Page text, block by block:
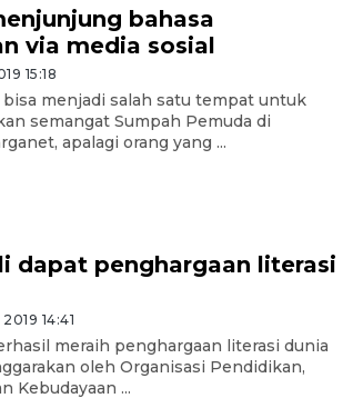
bahasa
via media sosial
15:18
bisa menjadi salah satu tempat untuk
semangat Sumpah Pemuda di
apalagi orang yang ...
dapat penghargaan literasi
14:41
meraih penghargaan literasi dunia
oleh Organisasi Pendidikan,
Kebudayaan ...